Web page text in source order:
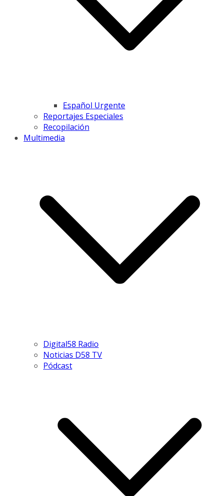
Español Urgente
Reportajes Especiales
Recopilación
Multimedia
Digital58 Radio
Noticias D58 TV
Pódcast